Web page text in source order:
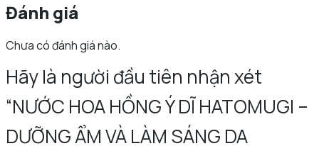
Đánh giá
Chưa có đánh giá nào.
Hãy là người đầu tiên nhận xét
“NƯỚC HOA HỒNG Ý DĨ HATOMUGI –
DƯỠNG ẨM VÀ LÀM SÁNG DA